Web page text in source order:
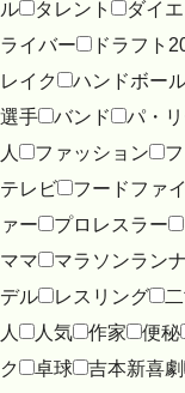
ル
タレント ダイ
ライバー
ドラフト
レイク
ハンドボー
選手
バンド パ・
人
ファッション
テレビ
フードファ
ァー
プロレスラー
ママ
マラソンラン
デル
レスリング
人
人気 作家 便秘
ク
卓球 吉本新喜劇